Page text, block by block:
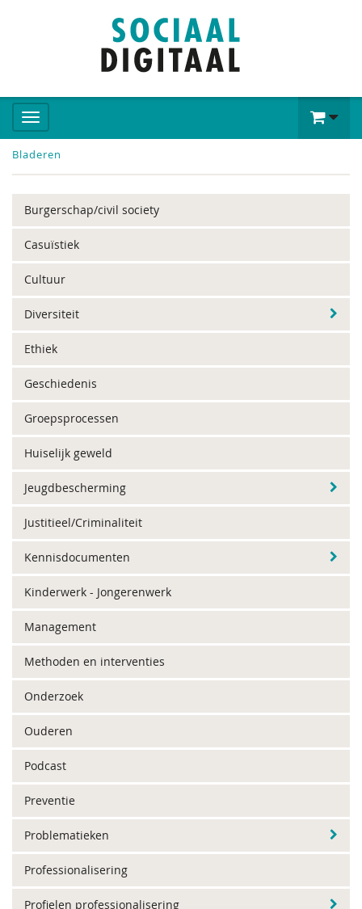
Bladeren
Burgerschap/civil society
Casuïstiek
Cultuur
Diversiteit
Ethiek
Geschiedenis
Groepsprocessen
Huiselijk geweld
Jeugdbescherming
Justitieel/Criminaliteit
Kennisdocumenten
Kinderwerk - Jongerenwerk
Management
Methoden en interventies
Onderzoek
Ouderen
Podcast
Preventie
Problematieken
Professionalisering
Profielen professionalisering